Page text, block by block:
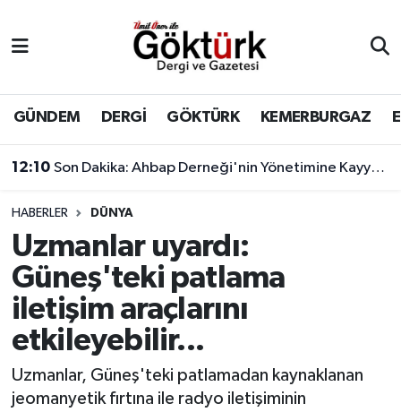
GÜNDEM DERGİ GÖKTÜRK KEMERBURGAZ
12:10 Son Dakika: Ahbap Derneği'nin Yönetimine Kayyum Atandı
HABERLER DÜNYA
Uzmanlar uyardı:
Güneş'teki patlama
iletişim araçlarını
etkileyebilir...
Uzmanlar, Güneş'teki patlamadan kaynaklanan
jeomanyetik fırtına ile radyo iletişiminin
BİLİM
DERGİ
DÜNYA
EĞİTİM
EKONOMİ
GÖKTÜRK
GÜNDEM
Eyüpsultan Hava Durumu
Eyüpsultan Trafik Yoğunluk Haritası
Süper Lig Puan Durumu ve Fikstür
Tüm Manşetler
Son Dakika Haberleri
Haber Arşivi